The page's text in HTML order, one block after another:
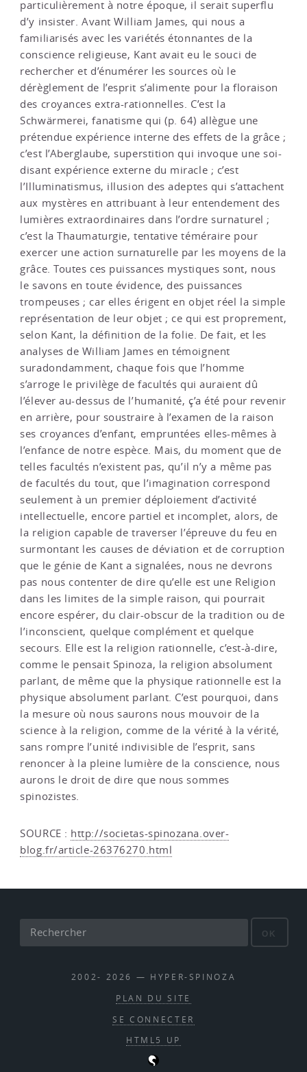
particulièrement à notre époque, il serait superflu
d’y insister. Avant William James, qui nous a
familiarisés avec les variétés étonnantes de la
conscience religieuse, Kant avait eu le souci de
rechercher et d’énumérer les sources où le
dérèglement de l’esprit s’alimente pour la floraison
des croyances extra-rationnelles. C’est la
Schwärmerei, fanatisme qui (p. 64) allègue une
prétendue expérience interne des effets de la grâce ;
c’est l’Aberglaube, superstition qui invoque une soi-
disant expérience externe du miracle ; c’est
l’Illuminatismus, illusion des adeptes qui s’attachent
aux mystères en attribuant à leur entendement des
lumières extraordinaires dans l’ordre surnaturel ;
c’est la Thaumaturgie, tentative téméraire pour
exercer une action surnaturelle par les moyens de la
grâce. Toutes ces puissances mystiques sont, nous
le savons en toute évidence, des puissances
trompeuses ; car elles érigent en objet réel la simple
représentation de leur objet ; ce qui est proprement,
selon Kant, la définition de la folie. De fait, et les
analyses de William James en témoignent
suradondamment, chaque fois que l’homme
s’arroge le privilège de facultés qui auraient dû
l’élever au-dessus de l’humanité, ç’a été pour revenir
en arrière, pour soustraire à l’examen de la raison
ses croyances d’enfant, empruntées elles-mêmes à
l’enfance de notre espèce. Mais, du moment que de
telles facultés n’existent pas, qu’il n’y a même pas
de facultés du tout, que l’imagination correspond
seulement à un premier déploiement d’activité
intellectuelle, encore partiel et incomplet, alors, de
la religion capable de traverser l’épreuve du feu en
surmontant les causes de déviation et de corruption
que le génie de Kant a signalées, nous ne devrons
pas nous contenter de dire qu’elle est une Religion
dans les limites de la simple raison, qui pourrait
encore espérer, du clair-obscur de la tradition ou de
l’inconscient, quelque complément et quelque
secours. Elle est la religion rationnelle, c’est-à-dire,
comme le pensait Spinoza, la religion absolument
parlant, de même que la physique rationnelle est la
physique absolument parlant. C’est pourquoi, dans
la mesure où nous saurons nous mouvoir de la
science à la religion, comme de la vérité à la vérité,
sans rompre l’unité indivisible de l’esprit, sans
renoncer à la pleine lumière de la conscience, nous
aurons le droit de dire que nous sommes
spinozistes.
SOURCE : http://societas-spinozana.over-
blog.fr/article-26376270.html
OK
2002- 2026 — HYPER-SPINOZA
PLAN DU SITE
SE CONNECTER
HTML5 UP